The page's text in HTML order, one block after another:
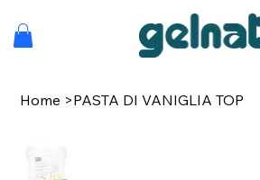
Home >PASTA DI VANIGLIA TOP